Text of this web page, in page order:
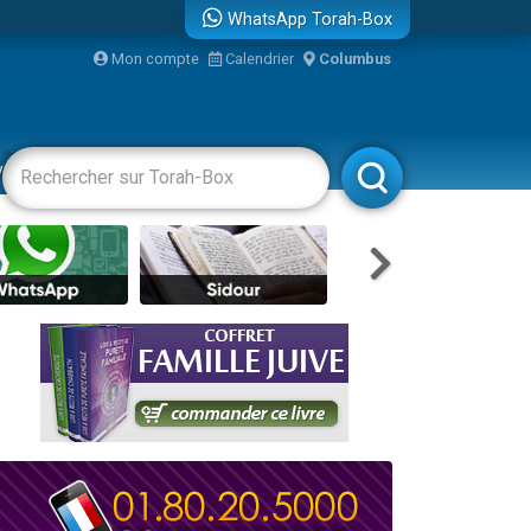
WhatsApp Torah-Box
Mon compte Calendrier Columbus
Livres Rabbanim